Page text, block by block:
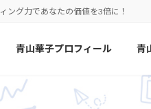
ング力であなたの価値を3倍に！
青山華子プロフィール 青